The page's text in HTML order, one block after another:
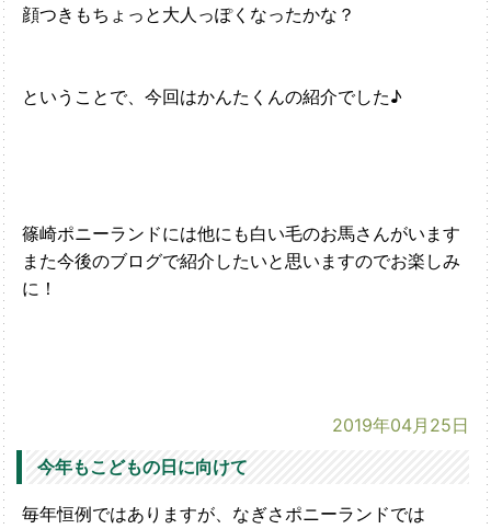
顔つきもちょっと大人っぽくなったかな？
ということで、今回はかんたくんの紹介でした♪
篠崎ポニーランドには他にも白い毛のお馬さんがいます
また今後のブログで紹介したいと思いますのでお楽しみ
に！
2019年04月25日
今年もこどもの日に向けて
毎年恒例ではありますが、なぎさポニーランドでは